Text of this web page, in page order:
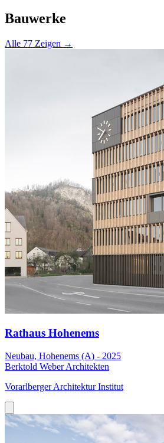
Bauwerke
Alle 77 Zeigen →
Rathaus Hohenems
Neubau, Hohenems (A) - 2025
Berktold Weber Architekten
Vorarlberger Architektur Institut